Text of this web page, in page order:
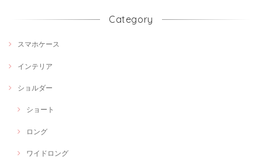
Category
スマホケース
インテリア
ショルダー
ショート
ロング
ワイドロング